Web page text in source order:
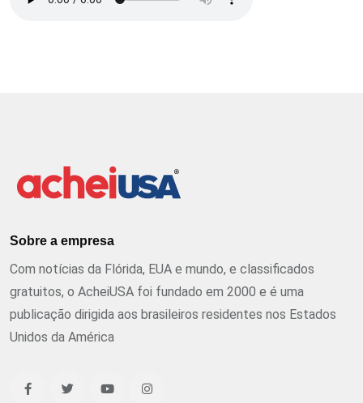
Sobre a empresa
Com notícias da Flórida, EUA e mundo, e classificados
gratuitos, o AcheiUSA foi fundado em 2000 e é uma
publicação dirigida aos brasileiros residentes nos Estados
Unidos da América